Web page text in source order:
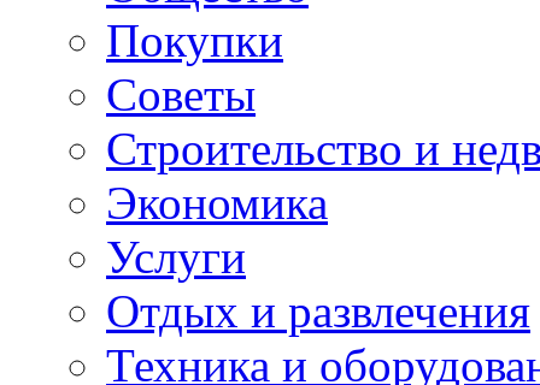
Покупки
Советы
Строительство и
Экономика
Услуги
Отдых и развлечения
Техника и